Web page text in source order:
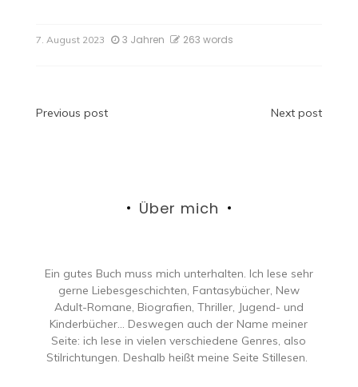
7. August 2023 3 Jahren 263 words
Beitragsnavigation
Previous post Next post
Über mich
Ein gutes Buch muss mich unterhalten. Ich lese sehr
gerne Liebesgeschichten, Fantasybücher, New
Adult-Romane, Biografien, Thriller, Jugend- und
Kinderbücher… Deswegen auch der Name meiner
Seite: ich lese in vielen verschiedene Genres, also
Stilrichtungen. Deshalb heißt meine Seite Stillesen.